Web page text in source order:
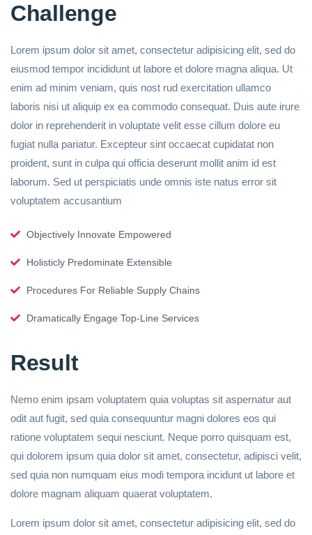
Challenge
Lorem ipsum dolor sit amet, consectetur adipisicing elit, sed do
eiusmod tempor incididunt ut labore et dolore magna aliqua. Ut
enim ad minim veniam, quis nost rud exercitation ullamco
laboris nisi ut aliquip ex ea commodo consequat. Duis aute irure
dolor in reprehenderit in voluptate velit esse cillum dolore eu
fugiat nulla pariatur. Excepteur sint occaecat cupidatat non
proident, sunt in culpa qui officia deserunt mollit anim id est
laborum. Sed ut perspiciatis unde omnis iste natus error sit
voluptatem accusantium
Objectively Innovate Empowered
Holisticly Predominate Extensible
Procedures For Reliable Supply Chains
Dramatically Engage Top-Line Services
Result
Nemo enim ipsam voluptatem quia voluptas sit aspernatur aut
odit aut fugit, sed quia consequuntur magni dolores eos qui
ratione voluptatem sequi nesciunt. Neque porro quisquam est,
qui dolorem ipsum quia dolor sit amet, consectetur, adipisci velit,
sed quia non numquam eius modi tempora incidunt ut labore et
dolore magnam aliquam quaerat voluptatem.
Lorem ipsum dolor sit amet, consectetur adipisicing elit, sed do